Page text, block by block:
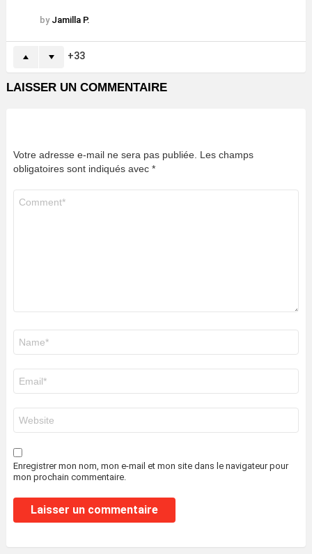
by Jamilla P.
33
LAISSER UN COMMENTAIRE
Votre adresse e-mail ne sera pas publiée. Les champs
obligatoires sont indiqués avec *
mail
*
web
Enregistrer mon nom, mon e-mail et mon site dans le navigateur pour
mon prochain commentaire.